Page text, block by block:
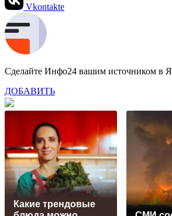
Vkontakte
Сделайте Инфо24 вашим источником в
ДОБАВИТЬ
Какие трендовые